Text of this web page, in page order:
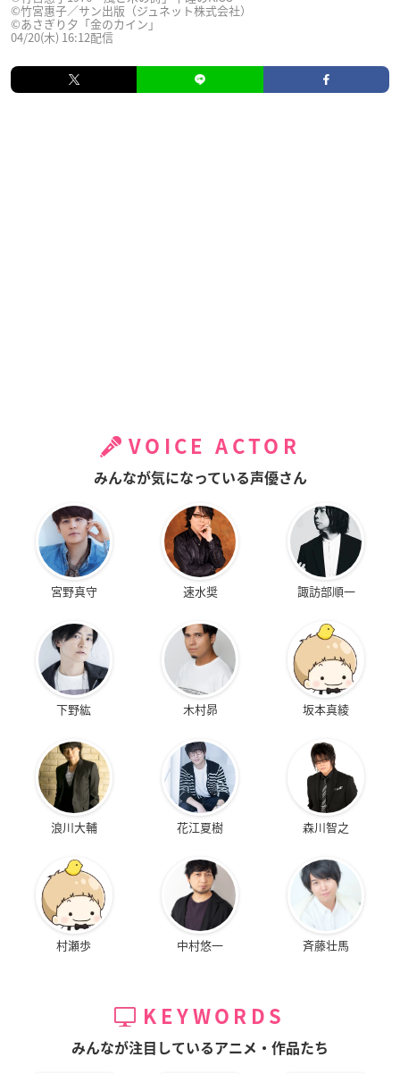
©️竹宮惠子／サン出版（ジュネット株式会社）
©あさぎり夕「金のカイン」
04/20(木) 16:12配信
VOICE ACTOR
みんなが気になっている声優さん
宮野真守 速水奨 諏訪部順一
下野紘 木村昴 坂本真綾
浪川大輔 花江夏樹 森川智之
村瀬歩 中村悠一 斉藤壮馬
KEYWORDS
みんなが注目しているアニメ・作品たち